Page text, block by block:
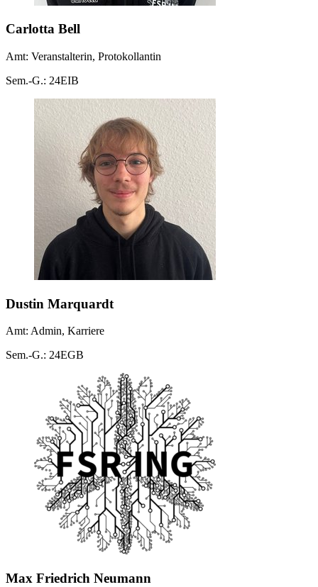
Carlotta Bell
Amt: Veranstalterin, Protokollantin
Sem.-G.: 24EIB
Dustin Marquardt
Amt: Admin, Karriere
Sem.-G.: 24EGB
Max Friedrich Neumann